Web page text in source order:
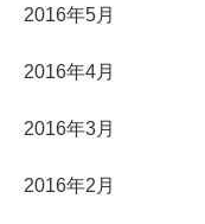
2016年5月
2016年4月
2016年3月
2016年2月